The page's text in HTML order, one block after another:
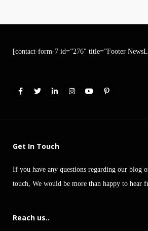
[contact-form-7 id=”276″ title=”Footer
Get In Touch
If you have any questions regarding our blog
touch, We would be more than happy to hear
Reach us..